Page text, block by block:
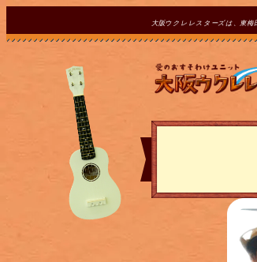
大阪ウクレレスターズは、東梅